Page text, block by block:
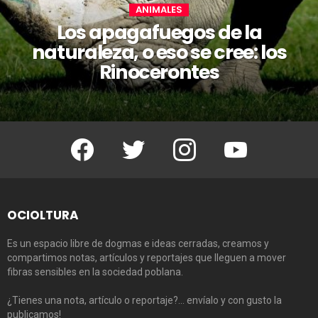
ANIMALES
Los apagafuegos de la
naturaleza, o eso se cree: los
Rinocerontes
Facebook Twitter Instagram Youtube
OCIOLTURA
Es un espacio libre de dogmas e ideas cerradas, creamos y
compartimos notas, artículos y reportajes que lleguen a mover
fibras sensibles en la sociedad poblana.
¿Tienes una nota, artículo o reportaje?… envíalo y con gusto la
publicamos!